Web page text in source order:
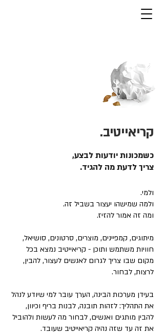
קריאייטיב.
כשמכונות יודעות לבצע,
צריך לדעת מה להגיד.
ולמי.
ולמה שמישהו יעצור בשביל זה.
ומה זה אמור להזיז.
מיתוגים, קמפיינים, מוצרים, סרטונים, סושיאל,
חוויות משתמש ותוכן - קריאייטיב נמצא בכל
מקום שבו צריך לגרום לאנשים לעצור, להבין,
לרצות, לבחור.
בעידן מערכות הבינה, הערך עובר למי שיודע לנהל
את התהליך: לזהות תובנה, לבנות בריף וכיוון,
להבין מותגים ואנשים, לבחור מה לעשות ולהוביל
את זה עד שזה נהיה קריאייטיב שעובד.